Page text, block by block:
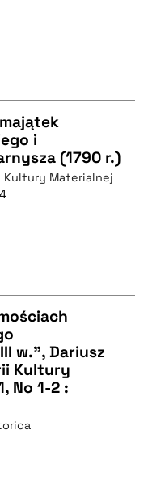
i
(1790 r.)
Kultury Materialnej
w.", Dariusz
Kultury
No 1-2 :